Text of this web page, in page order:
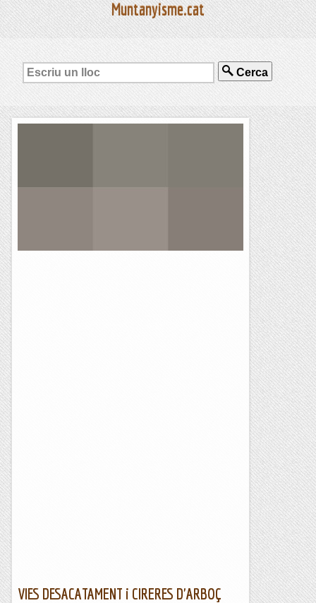
Muntanyisme.cat
Cerca
VIES DESACATAMENT i CIRERES D'ARBOÇ